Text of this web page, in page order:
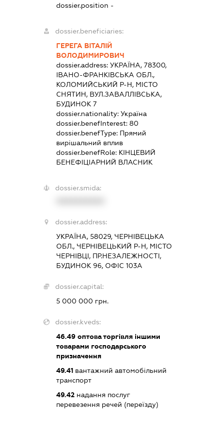
dossier.position -
dossier.beneficiaries:
ГЕРЕГА ВІТАЛІЙ
ВОЛОДИМИРОВИЧ
dossier.address: УКРАЇНА, 78300,
ІВАНО-ФРАНКІВСЬКА ОБЛ.,
КОЛОМИЙСЬКИЙ Р-Н, МІСТО
СНЯТИН, ВУЛ.ЗАВАЛЛІВСЬКА,
БУДИНОК 7
dossier.nationality: Україна
dossier.benefInterest: 80
dossier.benefType: Прямий
вирішальний вплив
dossier.benefRole: КІНЦЕВИЙ
БЕНЕФІЦІАРНИЙ ВЛАСНИК
dossier.smida:
dossier.address:
УКРАЇНА, 58029, ЧЕРНІВЕЦЬКА
ОБЛ., ЧЕРНІВЕЦЬКИЙ Р-Н, МІСТО
ЧЕРНІВЦІ, ПР.НЕЗАЛЕЖНОСТІ,
БУДИНОК 96, ОФІС 103А
dossier.capital:
5 000 000 грн.
dossier.kveds:
46.49оптова торгівля іншими
товарами господарського
призначення
49.41вантажний автомобільний
транспорт
49.42надання послуг
перевезення речей (переїзду)